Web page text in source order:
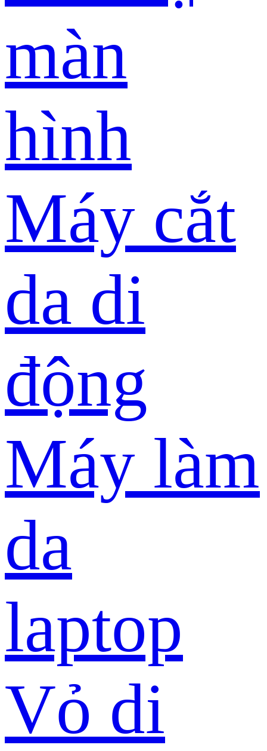
màn
hình
Máy cắt
da di
động
Máy làm
da
laptop
Vỏ di